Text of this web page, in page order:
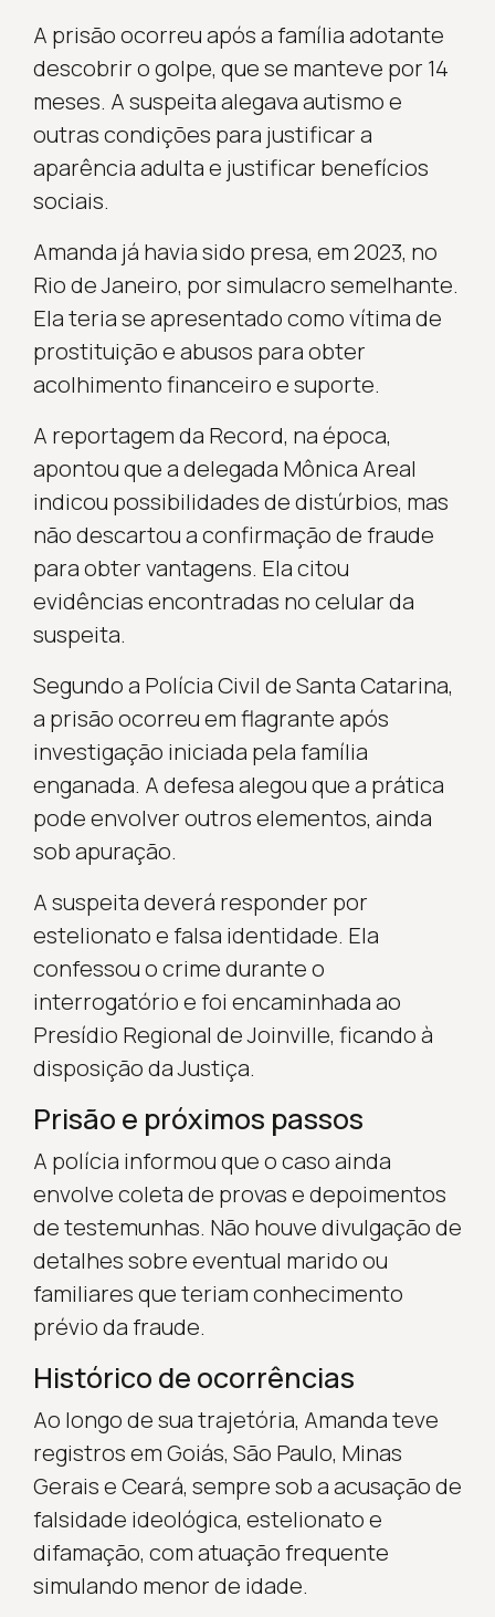
A prisão ocorreu após a família adotante
descobrir o golpe, que se manteve por 14
meses. A suspeita alegava autismo e
outras condições para justificar a
aparência adulta e justificar benefícios
sociais.
Amanda já havia sido presa, em 2023, no
Rio de Janeiro, por simulacro semelhante.
Ela teria se apresentado como vítima de
prostituição e abusos para obter
acolhimento financeiro e suporte.
A reportagem da Record, na época,
apontou que a delegada Mônica Areal
indicou possibilidades de distúrbios, mas
não descartou a confirmação de fraude
para obter vantagens. Ela citou
evidências encontradas no celular da
suspeita.
Segundo a Polícia Civil de Santa Catarina,
a prisão ocorreu em flagrante após
investigação iniciada pela família
enganada. A defesa alegou que a prática
pode envolver outros elementos, ainda
sob apuração.
A suspeita deverá responder por
estelionato e falsa identidade. Ela
confessou o crime durante o
interrogatório e foi encaminhada ao
Presídio Regional de Joinville, ficando à
disposição da Justiça.
Prisão e próximos passos
A polícia informou que o caso ainda
envolve coleta de provas e depoimentos
de testemunhas. Não houve divulgação de
detalhes sobre eventual marido ou
familiares que teriam conhecimento
prévio da fraude.
Histórico de ocorrências
Ao longo de sua trajetória, Amanda teve
registros em Goiás, São Paulo, Minas
Gerais e Ceará, sempre sob a acusação de
falsidade ideológica, estelionato e
difamação, com atuação frequente
simulando menor de idade.